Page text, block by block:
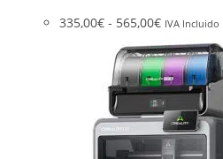
335,00€ - 565,00€ IVA Incluido